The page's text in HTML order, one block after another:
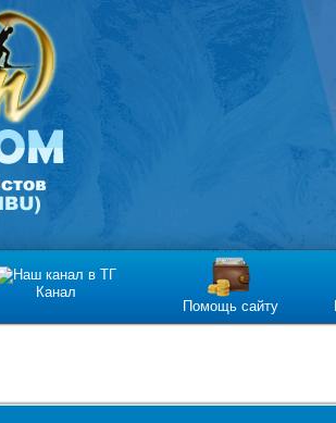
Канал
Помощь сайту